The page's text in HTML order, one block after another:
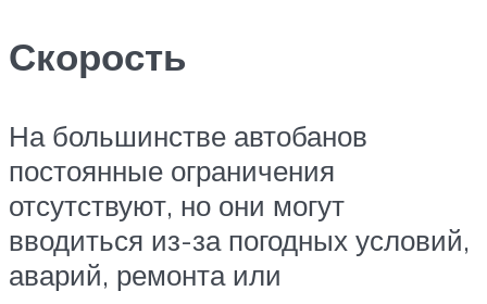
Скорость
На большинстве автобанов
постоянные ограничения
отсутствуют, но они могут
вводиться из-за погодных условий,
аварий, ремонта или